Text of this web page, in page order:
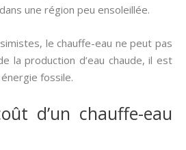
une région peu ensoleillée.
le chauffe-eau ne peut pas
la production d’eau chaude, il est
fossile.
d’un chauffe-eau